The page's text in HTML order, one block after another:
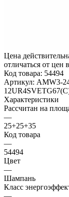
Цена
отличаться от цен
Код товара: 54494
Артикул: AMW3-
Характеристики
Рассчитан на
—
25+25+35
Код товара
—
54494
Цвет
—
Шампань
Класс